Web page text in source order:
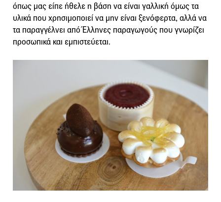
όπως μας είπε ήθελε η βάση να είναι γαλλική όμως τα
υλικά που χρησιμοποιεί να μην είναι ξενόφερτα, αλλά να
τα παραγγέλνει από Έλληνες παραγωγούς που γνωρίζει
προσωπικά και εμπιστεύεται.